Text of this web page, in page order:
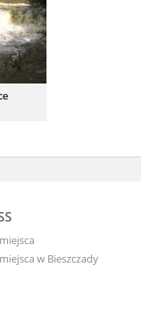
w Bieszczady